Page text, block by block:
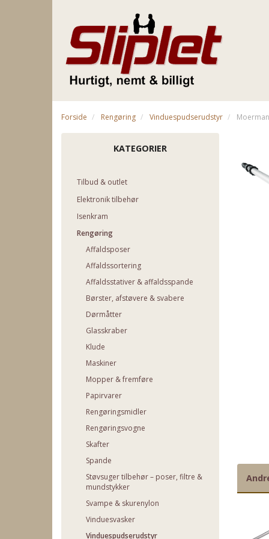
Forside Rengøring Vinduespudserudstyr
KATEGORIER
Tilbud & outlet
Elektronik tilbehør
Isenkram
Rengøring
Affaldsposer
Affaldssortering
Affaldsstativer & affaldsspande
Børster, afstøvere & svabere
Dørmåtter
Glasskraber
Klude
Maskiner
Mopper & fremføre
Papirvarer
Rengøringsmidler
Rengøringsvogne
Skafter
Spande
Støvsuger tilbehør – poser, filtre &
mundstykker
Svampe & skurenylon
Vinduesvasker
Vinduespudserudstyr